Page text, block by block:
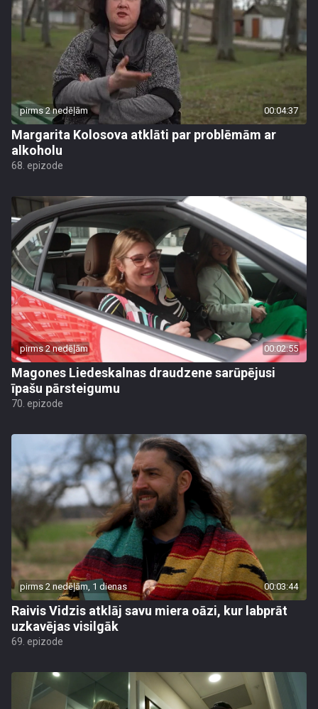
pirms 2 nedēļām 00:04:37
Margarita Kolosova atklāti par problēmām ar
alkoholu
68. epizode
pirms 2 nedēļām 00:02:55
Magones Liedeskalnas draudzene sarūpējusi
īpašu pārsteigumu
70. epizode
pirms 2 nedēļām, 1 dienas 00:03:44
Raivis Vidzis atklāj savu miera oāzi, kur labprāt
uzkavējas visilgāk
69. epizode